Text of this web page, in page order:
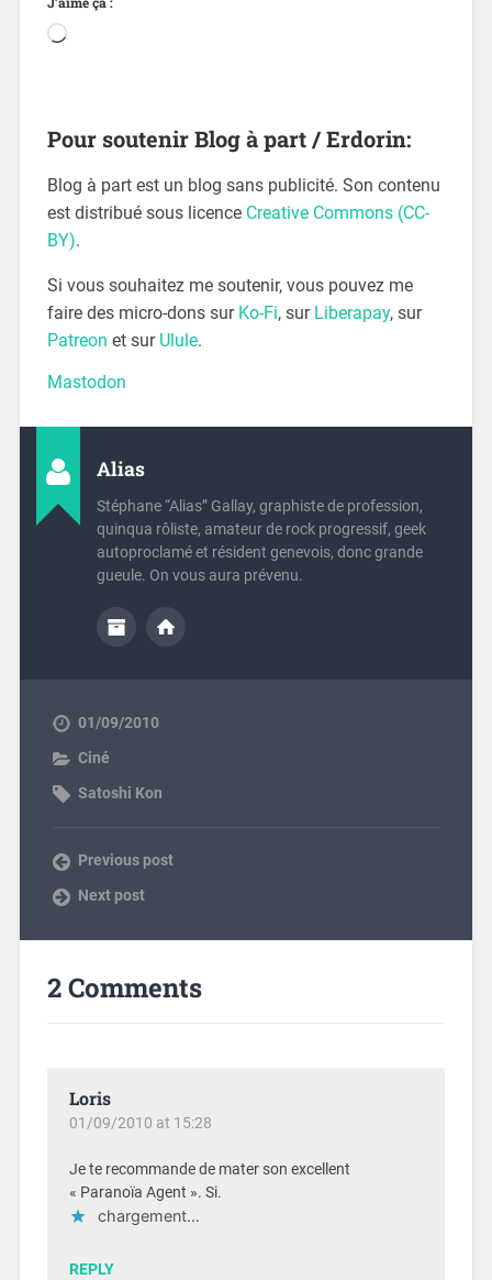
Pour soutenir Blog à part / Erdorin:
Blog à part est un blog sans publicité. Son contenu
est distribué sous licence Creative Commons (CC-
BY).
Si vous souhaitez me soutenir, vous pouvez me
faire des micro-dons sur Ko-Fi, sur Liberapay, sur
Patreon et sur Ulule.
Mastodon
Alias
Stéphane “Alias” Gallay, graphiste de profession,
quinqua rôliste, amateur de rock progressif, geek
autoproclamé et résident genevois, donc grande
gueule. On vous aura prévenu.
01/09/2010
Ciné
Satoshi Kon
Previous post
Next post
2 Comments
Loris
01/09/2010 at 15:28
Je te recommande de mater son excellent
« Paranoïa Agent ». Si.
chargement…
REPLY